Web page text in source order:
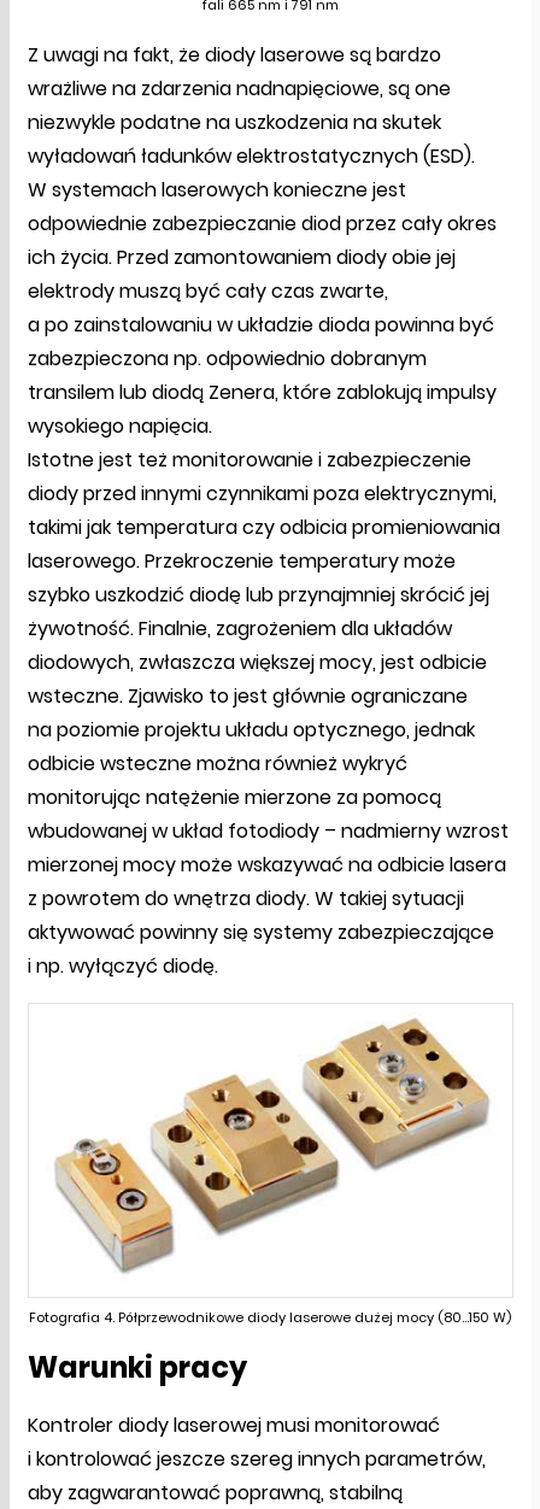
fali 665 nm i 791 nm
Z uwagi na fakt, że diody laserowe są bardzo
wrażliwe na zdarzenia nadnapięciowe, są one
niezwykle podatne na uszkodzenia na skutek
wyładowań ładunków elektrostatycznych (ESD).
W systemach laserowych konieczne jest
odpowiednie zabezpieczanie diod przez cały okres
ich życia. Przed zamontowaniem diody obie jej
elektrody muszą być cały czas zwarte,
a po zainstalowaniu w układzie dioda powinna być
zabezpieczona np. odpowiednio dobranym
transilem lub diodą Zenera, które zablokują impulsy
wysokiego napięcia.
Istotne jest też monitorowanie i zabezpieczenie
diody przed innymi czynnikami poza elektrycznymi,
takimi jak temperatura czy odbicia promieniowania
laserowego. Przekroczenie temperatury może
szybko uszkodzić diodę lub przynajmniej skrócić jej
żywotność. Finalnie, zagrożeniem dla układów
diodowych, zwłaszcza większej mocy, jest odbicie
wsteczne. Zjawisko to jest głównie ograniczane
na poziomie projektu układu optycznego, jednak
odbicie wsteczne można również wykryć
monitorując natężenie mierzone za pomocą
wbudowanej w układ fotodiody – nadmierny wzrost
mierzonej mocy może wskazywać na odbicie lasera
z powrotem do wnętrza diody. W takiej sytuacji
aktywować powinny się systemy zabezpieczające
i np. wyłączyć diodę.
Fotografia 4. Półprzewodnikowe diody laserowe dużej mocy (80...150 W)
Warunki pracy
Kontroler diody laserowej musi monitorować
i kontrolować jeszcze szereg innych parametrów,
aby zagwarantować poprawną, stabilną